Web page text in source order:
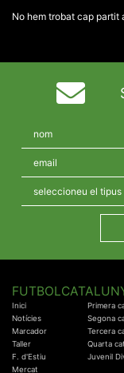
No hem trobat cap partit
Inici
Notícies
Marcador
Taller
F. d'Estiu
Mercat
Primera
Segona
Tercera
Quarta
Juvenil